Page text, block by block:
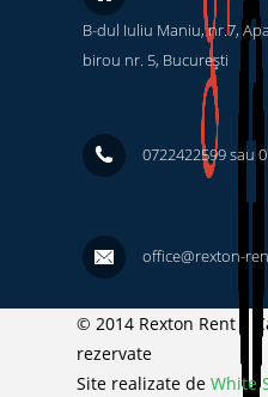
B-dul Iuliu Maniu, nr.7,
birou nr. 5, București ‎
0722422599 sau
office@rexton-
© 2014 Rexton Rent a
rezervate
Site realizate de White